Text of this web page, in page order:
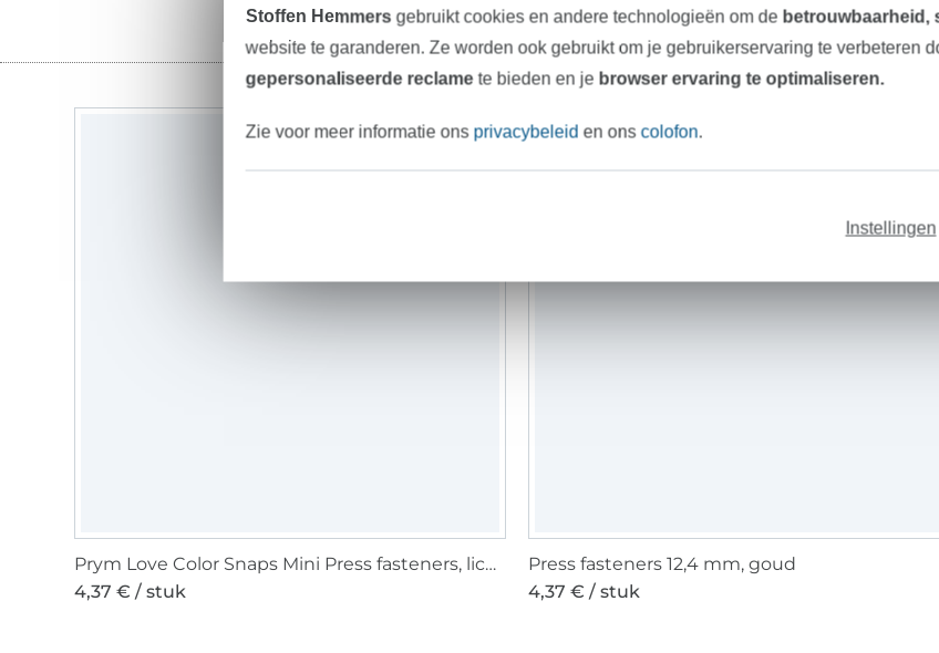
knopen fournituren
Prym Love Color Snaps Mini Press fasteners, lichtblauw
4,37 € / stuk
Press fasteners 12,4 mm, goud
4,37 € / stuk
Stoffen Hemmers gebruikt cookies en andere technologieën om de betrouwbaarheid,
website te garanderen. Ze worden ook gebruikt om je gebruikerservaring te verbeteren
gepersonaliseerde reclamete bieden en je browser ervaring te optimaliseren.
Zie voor meer informatie ons privacybeleid en onscolofon.
Instellingen